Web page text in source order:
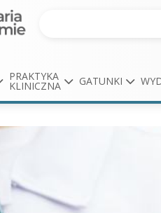
PRAKTYKA
KLINICZNA GATUNKI